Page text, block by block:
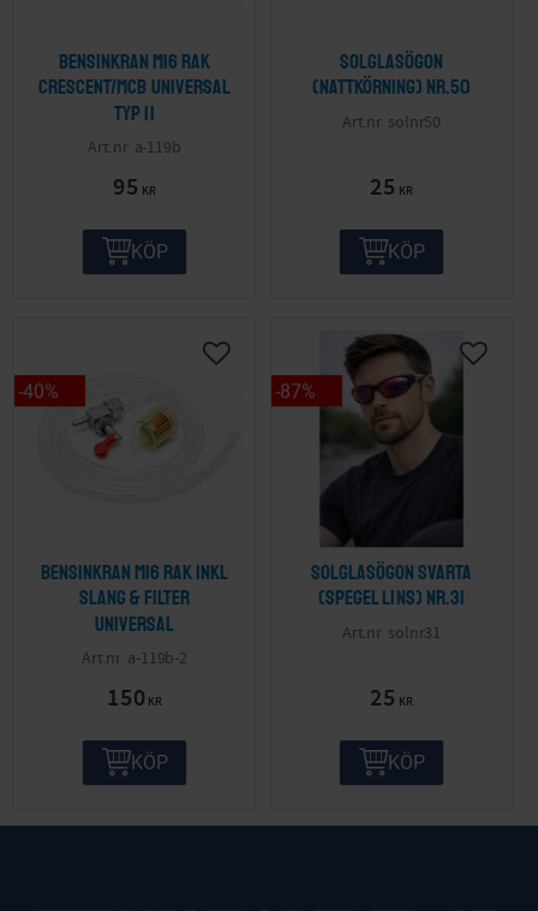
Bensinkran M16 Rak
Crescent/MCB Universal
Typ II
a-119b
95 KR
KÖP
Solglasögon
(nattkörning) nr.50
solnr50
25 KR
KÖP
Bensinkran M16 Rak inkl
slang & filter
Universal
a-119b-2
150 KR
40%
KÖP
Solglasögon svarta
(spegel lins) nr.31
solnr31
25 KR
87%
KÖP